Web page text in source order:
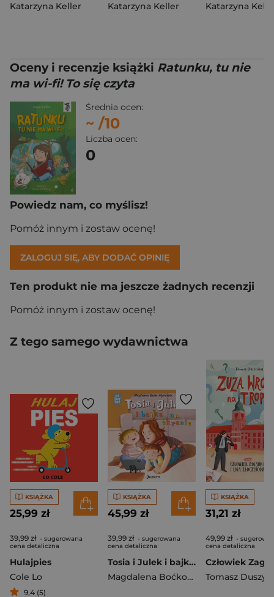
Katarzyna Keller
Katarzyna Keller
Katarzyna
Oceny i recenzje książki Ratunku, tu nie
ma wi-fi! To się czyta
Średnia ocen:
~ /10
Liczba ocen:
0
Powiedz nam, co myślisz!
Pomóż innym i zostaw ocenę!
ZALOGUJ SIĘ, ABY DODAĆ OPINIĘ
Ten produkt nie ma jeszcze żadnych recenzji
Pomóż innym i zostaw ocenę!
Z tego samego wydawnictwa
KSIĄŻKA
25,99 zł
39,99 zł - sugerowana
cena detaliczna
Hulajpies
Cole Lo
9,4 (5)
KSIĄŻKA
45,99 zł
39,99 zł - sugerowana
cena detaliczna
Tosia i Julek i bajka na ekranie
Magdalena Boćko-Mysiorska
KSIĄŻKA
31,21 zł
49,99 zł -
cena detaliczna
Tomasz